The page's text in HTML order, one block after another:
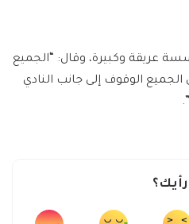
عريقة وكبيرة، وقال: “الجميع
الوقوف إلى جانب النادي
رأيك؟